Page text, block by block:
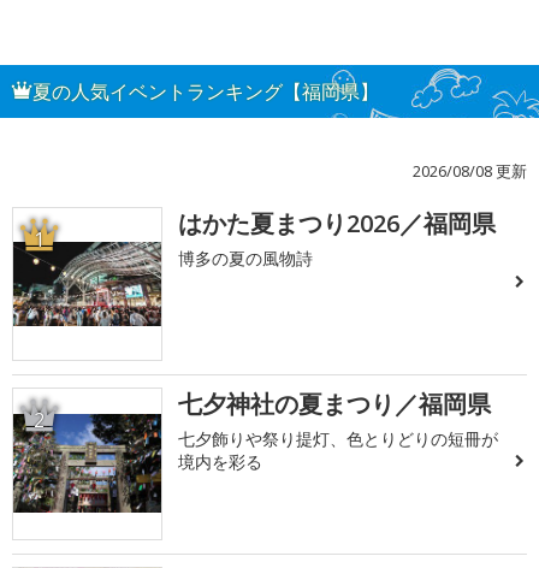
夏の人気イベントランキング【福岡県】
2026/08/08 更新
1 はかた夏まつり2026／福岡県
博多の夏の風物詩
2 七夕神社の夏まつり／福岡県
七夕飾りや祭り提灯、色とりどりの短冊が
境内を彩る